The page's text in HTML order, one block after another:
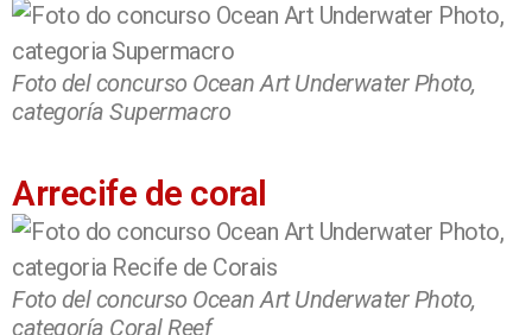
Foto del concurso Ocean Art Underwater Photo,
categoría Supermacro
Arrecife de coral
Foto del concurso Ocean Art Underwater Photo,
categoría Coral Reef